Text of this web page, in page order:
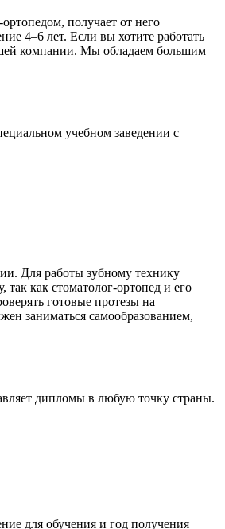
получает от него
4–6 лет. Если вы хотите работать
компании. Мы обладаем большим
учебном заведении с
Для работы зубному технику
как стоматолог-ортопед и его
готовые протезы на
заниматься самообразованием,
дипломы в любую точку страны.
для обучения и год получения